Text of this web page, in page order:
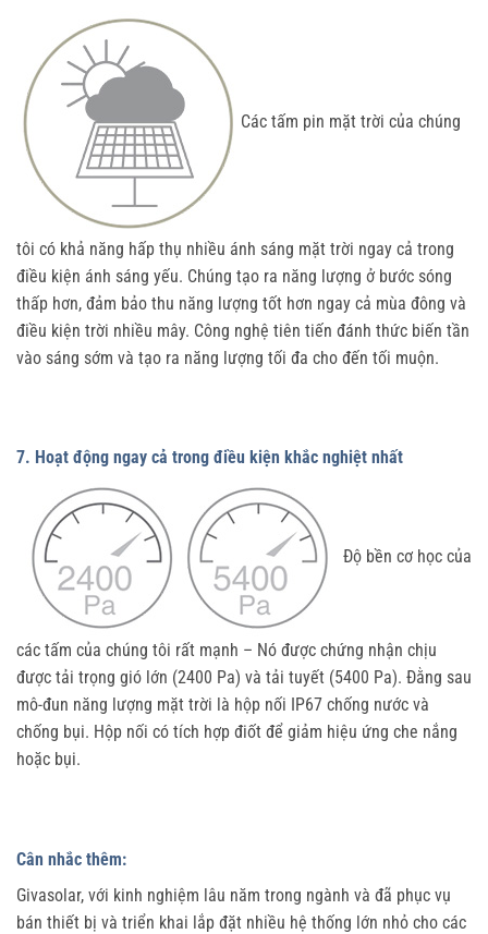
Các tấm pin mặt trời của chúng
tôi có khả năng hấp thụ nhiều ánh sáng mặt trời ngay cả trong
điều kiện ánh sáng yếu. Chúng tạo ra năng lượng ở bước sóng
thấp hơn, đảm bảo thu năng lượng tốt hơn ngay cả mùa đông và
điều kiện trời nhiều mây. Công nghệ tiên tiến đánh thức biến tần
vào sáng sớm và tạo ra năng lượng tối đa cho đến tối muộn.
7. Hoạt động ngay cả trong điều kiện khắc nghiệt nhất
Độ bền cơ học của
các tấm của chúng tôi rất mạnh – Nó được chứng nhận chịu
được tải trọng gió lớn (2400 Pa) và tải tuyết (5400 Pa). Đằng sau
mô-đun năng lượng mặt trời là hộp nối IP67 chống nước và
chống bụi. Hộp nối có tích hợp điốt để giảm hiệu ứng che nắng
hoặc bụi.
Cân nhắc thêm:
Givasolar, với kinh nghiệm lâu năm trong ngành và đã phục vụ
bán thiết bị và triển khai lắp đặt nhiều hệ thống lớn nhỏ cho các